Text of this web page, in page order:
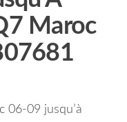
Maroc
06-09 jusqu’à